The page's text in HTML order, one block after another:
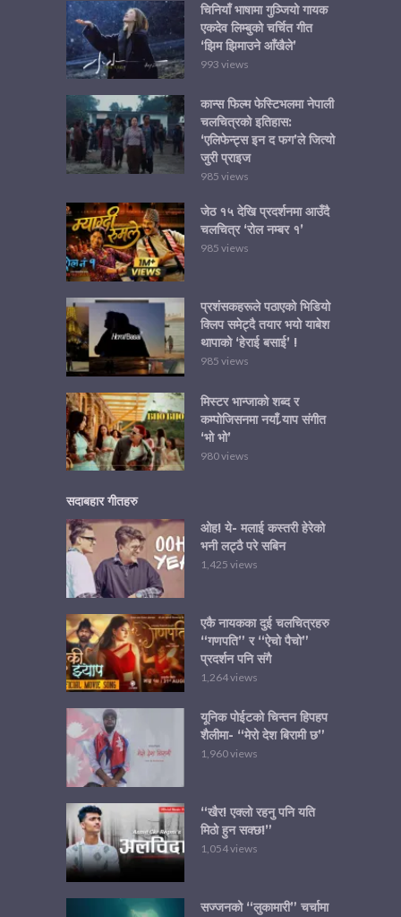
चिनियाँ भाषामा गुञ्जियो गायक
एकदेव लिम्बुको चर्चित गीत
‘झिम झिमाउने आँखैले’
993 views
कान्स फिल्म फेस्टिभलमा नेपाली
चलचित्रको इतिहास:
‘एलिफेन्ट्स इन द फग’ले जित्यो
जुरी प्राइज
985 views
जेठ १५ देखि प्रदर्शनमा आउँदै
चलचित्र ‘रोल नम्बर १’
985 views
प्रशंसकहरूले पठाएको भिडियो
क्लिप समेट्दै तयार भयो याबेश
थापाको ‘हेराई बसाई’ !
985 views
मिस्टर भान्जाको शब्द र
कम्पोजिसनमा नयाँ र्‍याप संगीत
‘भो भो’
980 views
सदाबहार गीतहरु
ओह! ये- मलाई कस्तरी हेरेको
भनी लट्ठै परे सबिन
1,425 views
एकै नायकका दुई चलचित्रहरु
“गणपति” र “ऐचो पैचो”
प्रदर्शन पनि संगै
1,264 views
यूनिक पोईटको चिन्तन हिपहप
शैलीमा- “मेरो देश बिरामी छ”
1,960 views
“खैर! एक्लो रहनु पनि यति
मिठो हुन सक्छ!”
1,054 views
सज्जनको “लुकामारी” चर्चामा